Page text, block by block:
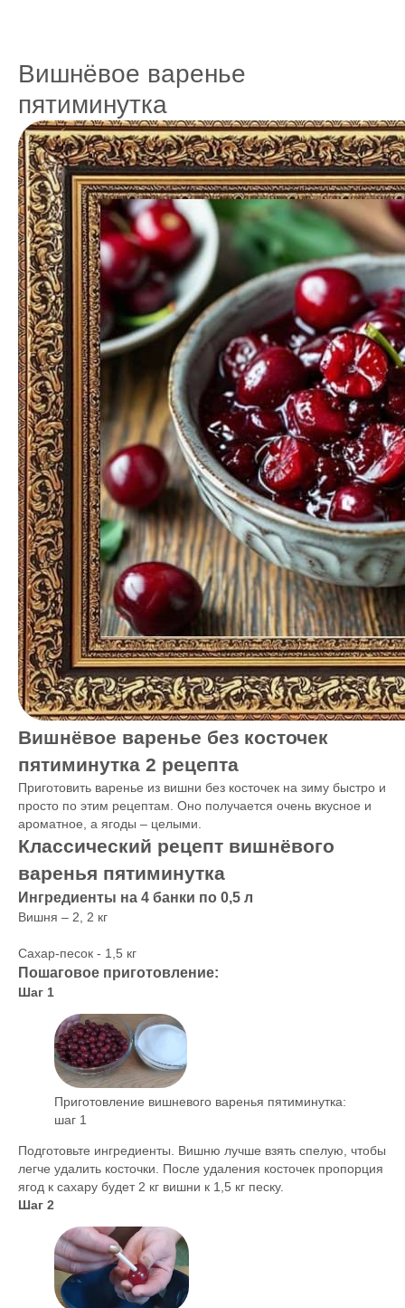
Вишнёвое варенье
пятиминутка
Вишнёвое варенье без косточек
пятиминутка 2 рецепта
Приготовить варенье из вишни без косточек на зиму быстро и
просто по этим рецептам. Оно получается очень вкусное и
ароматное, а ягоды – целыми.
Классический рецепт вишнёвого
варенья пятиминутка
Ингредиенты на 4 банки по 0,5 л
Вишня – 2, 2 кг
Сахар-песок - 1,5 кг
Пошаговое приготовление:
Шаг 1
Приготовление вишневого варенья пятиминутка:
шаг 1
Подготовьте ингредиенты. Вишню лучше взять спелую, чтобы
легче удалить косточки. После удаления косточек пропорция
ягод к сахару будет 2 кг вишни к 1,5 кг песку.
Шаг 2